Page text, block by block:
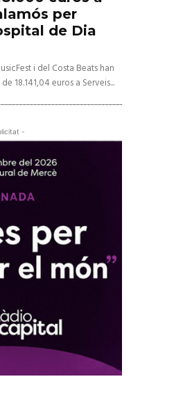
per
de Dia
i del Costa Beats han
18.141,04 euros a Serveis...
-